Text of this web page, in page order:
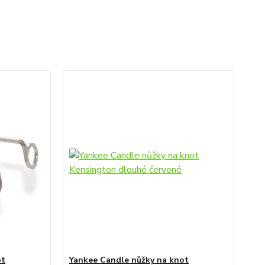
Yankee Candle nůžky na knot